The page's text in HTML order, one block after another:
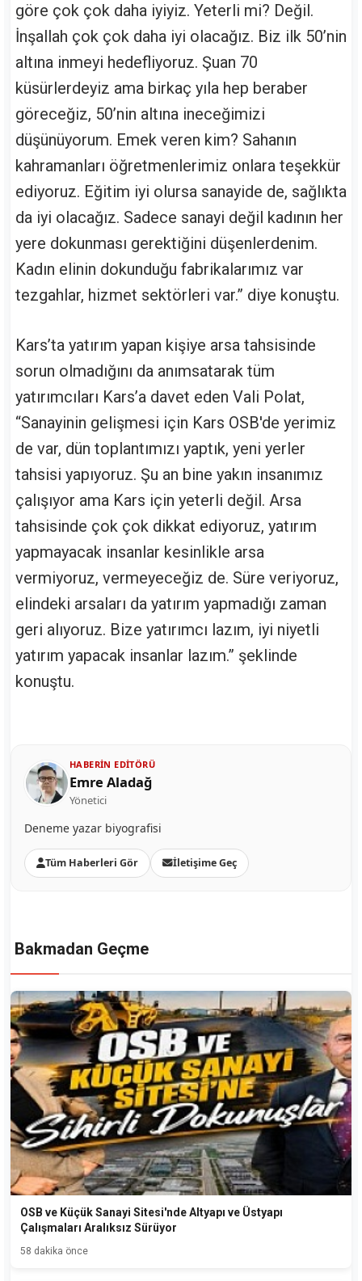
göre çok çok daha iyiyiz. Yeterli mi? Değil.
İnşallah çok çok daha iyi olacağız. Biz ilk 50’nin
altına inmeyi hedefliyoruz. Şuan 70
küsürlerdeyiz ama birkaç yıla hep beraber
göreceğiz, 50’nin altına ineceğimizi
düşünüyorum. Emek veren kim? Sahanın
kahramanları öğretmenlerimiz onlara teşekkür
ediyoruz. Eğitim iyi olursa sanayide de, sağlıkta
da iyi olacağız. Sadece sanayi değil kadının her
yere dokunması gerektiğini düşenlerdenim.
Kadın elinin dokunduğu fabrikalarımız var
tezgahlar, hizmet sektörleri var.” diye konuştu.
Kars’ta yatırım yapan kişiye arsa tahsisinde
sorun olmadığını da anımsatarak tüm
yatırımcıları Kars’a davet eden Vali Polat,
“Sanayinin gelişmesi için Kars OSB'de yerimiz
de var, dün toplantımızı yaptık, yeni yerler
tahsisi yapıyoruz. Şu an bine yakın insanımız
çalışıyor ama Kars için yeterli değil. Arsa
tahsisinde çok çok dikkat ediyoruz, yatırım
yapmayacak insanlar kesinlikle arsa
vermiyoruz, vermeyeceğiz de. Süre veriyoruz,
elindeki arsaları da yatırım yapmadığı zaman
geri alıyoruz. Bize yatırımcı lazım, iyi niyetli
yatırım yapacak insanlar lazım.” şeklinde
konuştu.
HABERIN EDITÖRÜ
Emre Aladağ
Yönetici
Deneme yazar biyografisi
Tüm Haberleri Gör İletişime Geç
Bakmadan Geçme
OSB ve Küçük Sanayi Sitesi'nde Altyapı ve Üstyapı
Çalışmaları Aralıksız Sürüyor
58 dakika önce